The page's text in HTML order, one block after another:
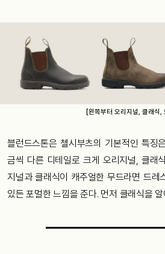
[왼쪽부터 오리지널, 클래식,
블런드스톤은 첼시부츠의 기본적인 특징
금씩 다른 디테일로 크게 오리지널, 클래
지널과 클래식이 캐주얼한 무드라면 드레
있든 포멀한 느낌을 준다. 먼저 클래식을 알